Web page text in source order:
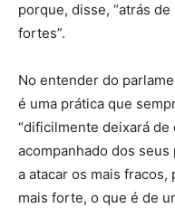
porque, disse, “atrás
fortes”.
No entender do
é uma prática que
“dificilmente deixará
acompanhado dos
a atacar os mais
mais forte, o que é de